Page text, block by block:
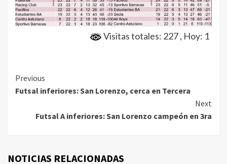
Visitas totales: 227, Hoy: 1
Continue
Reading
Previous
Futsal inferiores: San Lorenzo, cerca en Tercera
Next
Futsal A inferiores: San Lorenzo campeón en 3ra
NOTICIAS RELACIONADAS